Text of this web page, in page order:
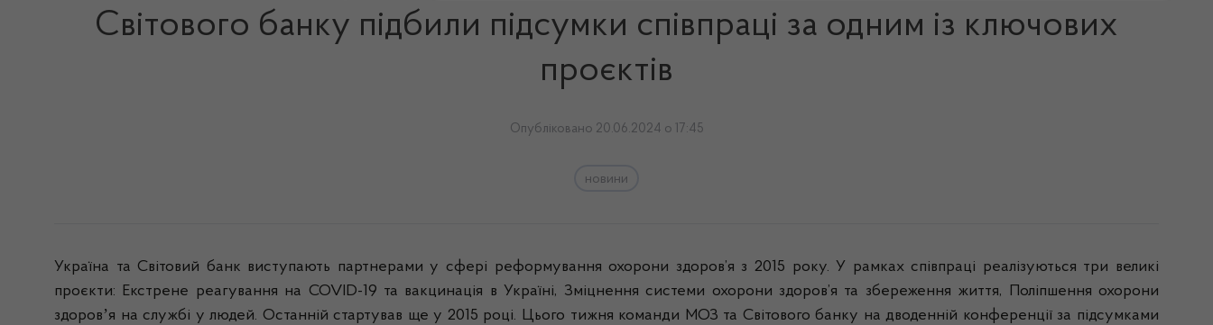
Світового банку підбили підсумки співпраці за одним із ключових
проєктів
Опубліковано 20.06.2024 о 17:45
новини
Україна та Світовий банк виступають партнерами у сфері реформування охорони здоров’я з 2015 року. У рамках співпраці реалізуються три великі
проєкти: Екстрене реагування на COVID-19 та вакцинація в Україні, Зміцнення системи охорони здоров’я та збереження життя, Поліпшення охорони
здоровʼя на службі у людей. Останній стартував ще у 2015 році. Цього тижня команди МОЗ та Світового банку на дводенній конференції за підсумками